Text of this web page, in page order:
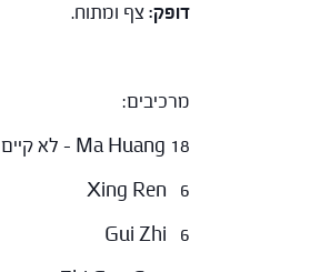
דופק:צף ומתוח.
מרכיבים:
Ma Huang 18 – לא קיים
Xing Ren 6
Gui Zhi 6